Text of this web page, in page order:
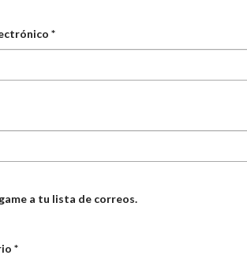
*
a tu lista de correos.
*